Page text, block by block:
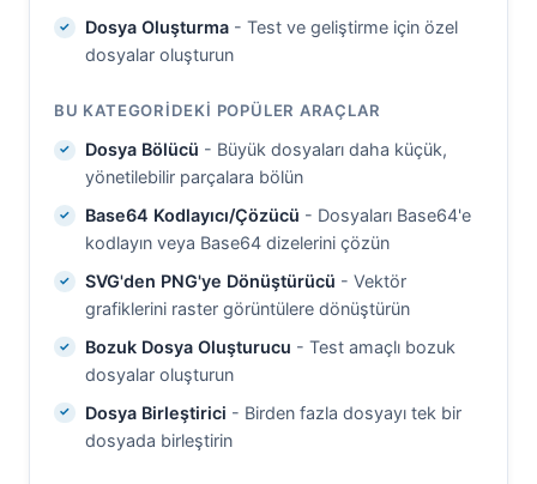
Dosya Oluşturma- Test ve geliştirme için özel
dosyalar oluşturun
BU KATEGORIDEKI POPÜLER ARAÇLAR
Dosya Bölücü - Büyük dosyaları daha küçük,
yönetilebilir parçalara bölün
Base64 Kodlayıcı/Çözücü - Dosyaları Base64'e
kodlayın veya Base64 dizelerini çözün
SVG'den PNG'ye Dönüştürücü - Vektör
grafiklerini raster görüntülere dönüştürün
Bozuk Dosya Oluşturucu - Test amaçlı bozuk
dosyalar oluşturun
Dosya Birleştirici - Birden fazla dosyayı tek bir
dosyada birleştirin